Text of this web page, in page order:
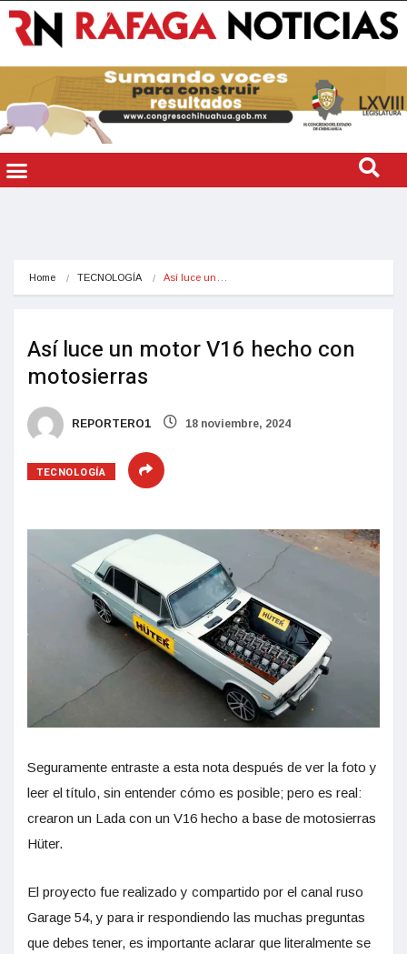
Home TECNOLOGÍA Así luce un…
Así luce un motor V16 hecho con
motosierras
REPORTERO1 18 noviembre, 2024
TECNOLOGÍA
Seguramente entraste a esta nota después de ver la foto y
leer el título, sin entender cómo es posible; pero es real:
crearon un Lada con un V16 hecho a base de motosierras
Hüter.
El proyecto fue realizado y compartido por el canal ruso
Garage 54, y para ir respondiendo las muchas preguntas
que debes tener, es importante aclarar que literalmente se